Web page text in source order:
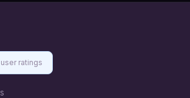
ratings